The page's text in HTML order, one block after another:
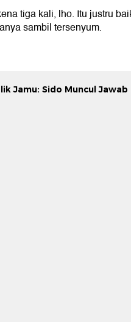
tiga kali, lho. Itu justru
sambil tersenyum.
Jamu: Sido Muncul